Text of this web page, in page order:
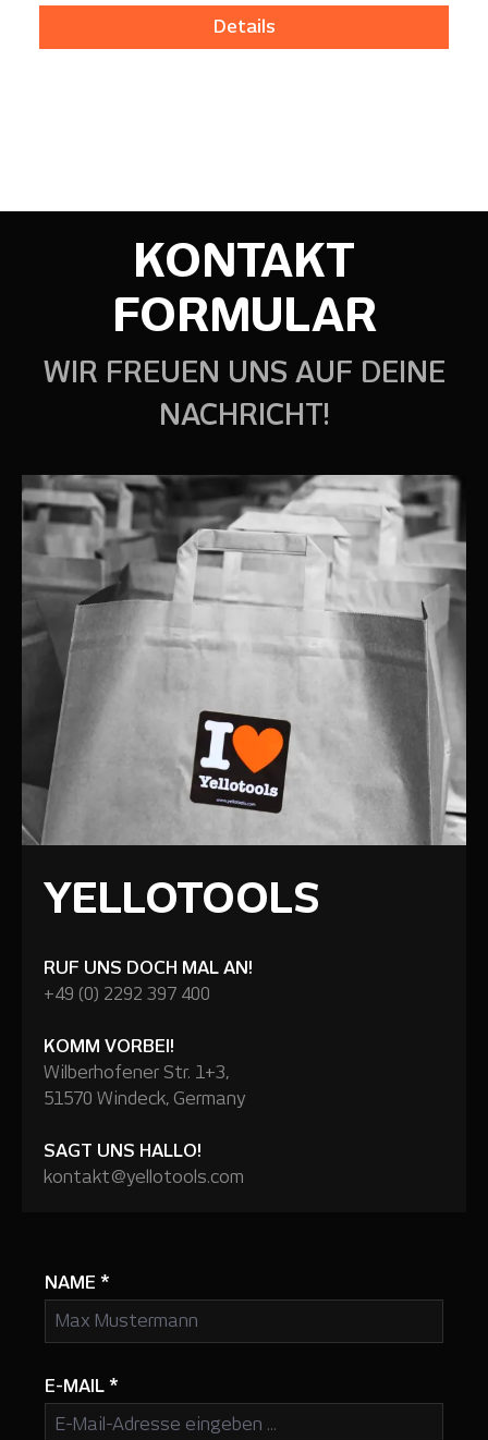
Details
KONTAKT
FORMULAR
WIR FREUEN UNS AUF DEINE
NACHRICHT!
YELLOTOOLS
RUF UNS DOCH MAL AN!
+49 (0) 2292 397 400
KOMM VORBEI!
Wilberhofener Str. 1+3,
51570 Windeck, Germany
SAGT UNS HALLO!
kontakt@yellotools.com
NAME *
E-MAIL *